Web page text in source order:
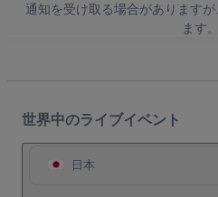
通知を受け取る場合があります
ます。
世界中のライブイベント
日本